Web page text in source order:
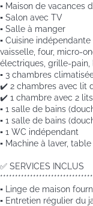
▪️ Maison de vacances
▪️ Salon avec TV
▪️ Salle à manger
▪️ Cuisine
vaisselle, four, micro-
électriques, grille-pain,
▪️ 3 chambres
✔️ 2 chambres avec lit
✔️ 1 chambre avec 2
▪️ 1 salle de bains
▪️ 1 salle de bains
▪️ 1 WC indépendant
▪️ Machine à laver,
✅ SERVICES INCLUS
▪️ Linge de maison
▪️ Entretien régulier du